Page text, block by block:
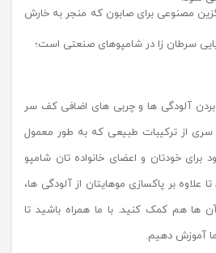
مصنوعی برای صابون که منجر به خارش
سرطان زا در شامپوهای صنعتی است؛
آلودگی ها و چربی های اضافی کف سر
از ترکیبات طبیعی که به طور معمول
خودتان و اعضای خانواده تان شامپو
بر پاکسازی موهایتان از آلودگی ها،
هم کمک کنید. با ما همراه باشید تا
آموزش دهیم.